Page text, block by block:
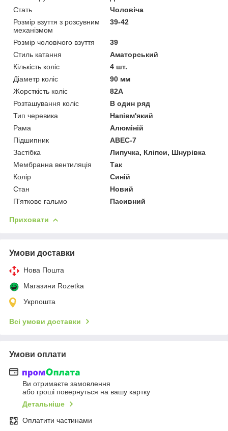
Стать
Чоловіча
Розмір взуття з розсувним
механізмом
39-42
Розмір чоловічого взуття
39
Стиль катання
Аматорський
Кількість коліс
4 шт.
Діаметр коліс
90 мм
Жорсткість коліс
82А
Розташування коліс
В один ряд
Тип черевика
Напівм'який
Рама
Алюміній
Підшипник
ABEC-7
Застібка
Липучка, Кліпси, Шнурівка
Мембранна вентиляція
Так
Колір
Синій
Стан
Новий
П'яткове гальмо
Пасивний
Приховати
Умови доставки
Нова Пошта
Магазини Rozetka
Укрпошта
Всі умови доставки
Умови оплати
Ви отримаєте замовлення
або гроші повернуться на вашу картку
Детальніше
Оплатити частинами